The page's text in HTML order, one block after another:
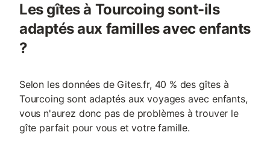
Les gîtes à Tourcoing sont-ils
adaptés aux familles avec enfants
?
Selon les données de Gites.fr, 40 % des gîtes à
Tourcoing sont adaptés aux voyages avec enfants,
vous n'aurez donc pas de problèmes à trouver le
gîte parfait pour vous et votre famille.